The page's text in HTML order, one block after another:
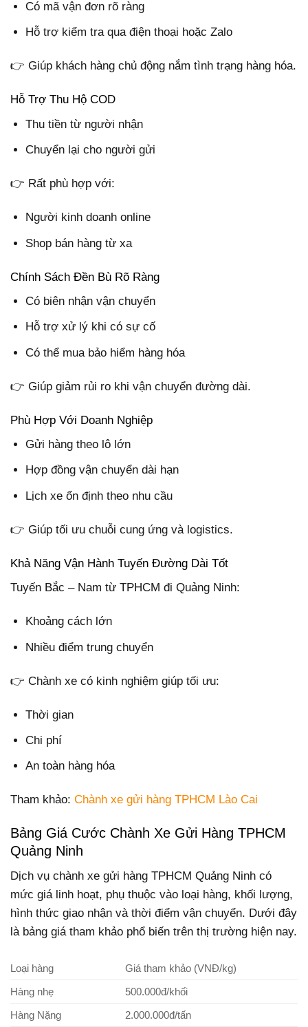
Có mã vận đơn rõ ràng
Hỗ trợ kiểm tra qua điện thoại hoặc Zalo
👉 Giúp khách hàng chủ động nắm tình trạng hàng hóa.
Hỗ Trợ Thu Hộ COD
Thu tiền từ người nhận
Chuyển lại cho người gửi
👉 Rất phù hợp với:
Người kinh doanh online
Shop bán hàng từ xa
Chính Sách Đền Bù Rõ Ràng
Có biên nhận vận chuyển
Hỗ trợ xử lý khi có sự cố
Có thể mua bảo hiểm hàng hóa
👉 Giúp giảm rủi ro khi vận chuyển đường dài.
Phù Hợp Với Doanh Nghiệp
Gửi hàng theo lô lớn
Hợp đồng vận chuyển dài hạn
Lịch xe ổn định theo nhu cầu
👉 Giúp tối ưu chuỗi cung ứng và logistics.
Khả Năng Vận Hành Tuyến Đường Dài Tốt
Tuyến Bắc – Nam từ TPHCM đi Quảng Ninh:
Khoảng cách lớn
Nhiều điểm trung chuyển
👉 Chành xe có kinh nghiệm giúp tối ưu:
Thời gian
Chi phí
An toàn hàng hóa
Tham khảo: Chành xe gửi hàng TPHCM Lào Cai
Bảng Giá Cước Chành Xe Gửi Hàng TPHCM
Quảng Ninh
Dịch vụ chành xe gửi hàng TPHCM Quảng Ninh có
mức giá linh hoạt, phụ thuộc vào loại hàng, khối lượng,
hình thức giao nhận và thời điểm vận chuyển. Dưới đây
là bảng giá tham khảo phổ biến trên thị trường hiện nay.
Loại hàng
Giá tham khảo (VNĐ/kg)
Hàng nhẹ
500.000đ/khối
Hàng Nặng
2.000.000đ/tấn